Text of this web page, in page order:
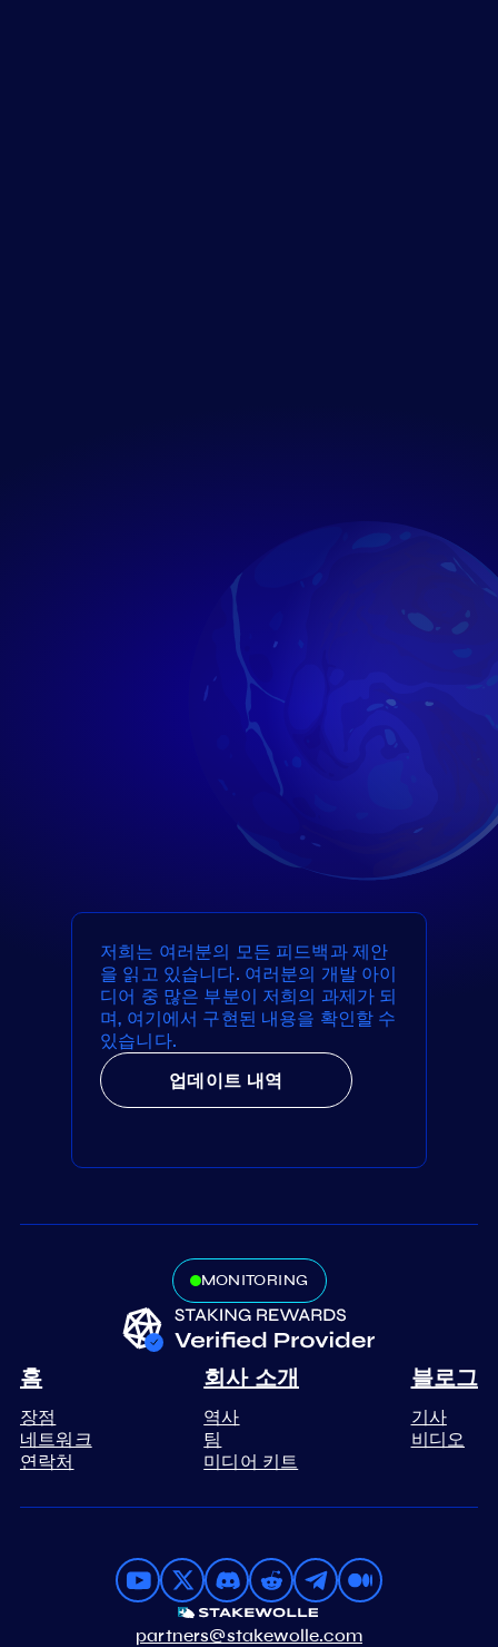
저희는 여러분의 모든 피드백과 제안
을 읽고 있습니다. 여러분의 개발 아이
디어 중 많은 부분이 저희의 과제가 되
며, 여기에서 구현된 내용을 확인할 수
있습니다.
업데이트 내역
MONITORING
홈
장점
네트워크
연락처
회사 소개
역사
팀
미디어 키트
블로그
기사
비디오
partners@stakewolle.com